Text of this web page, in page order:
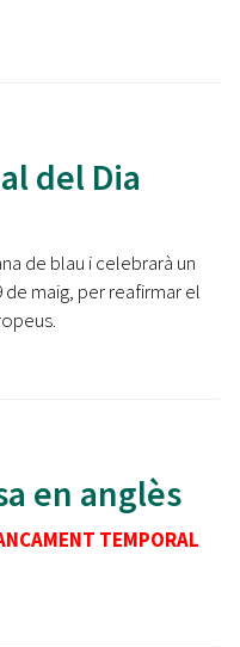
del Dia
de blau i celebrarà un
maig, per reafirmar el
en anglès
TEMPORAL